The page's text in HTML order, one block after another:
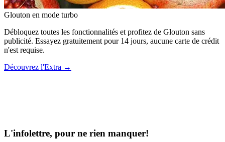
Glouton en mode turbo
Débloquez toutes les fonctionnalités et profitez de Glouton sans
publicité. Essayez gratuitement pour 14 jours, aucune carte de crédit
n'est requise.
Découvrez l'Extra →
L'infolettre, pour ne rien manquer!